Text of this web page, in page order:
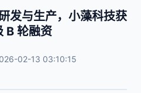
发与生产，小藻科技获
B 轮融资
02-13 03:10:15